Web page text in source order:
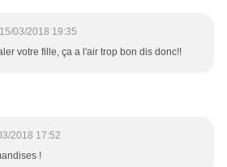
15/03/2018 19:35
votre fille, ça a l'air trop bon dis donc!!
2018 17:52
!